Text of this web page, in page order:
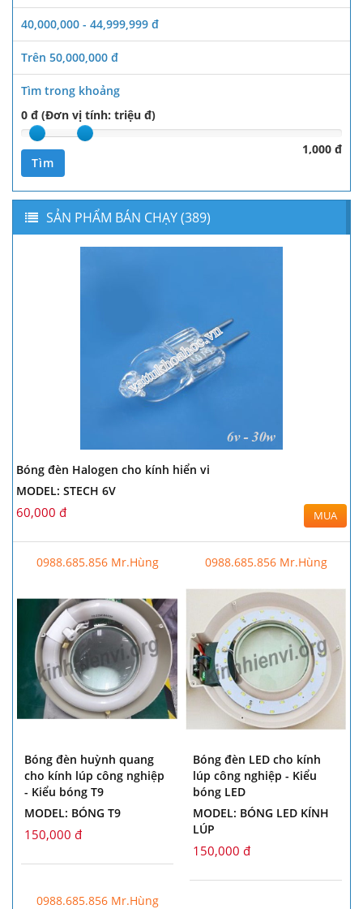
40,000,000 - 44,999,999 đ
Trên 50,000,000 đ
Tìm trong khoảng
0 đ (Đơn vị tính: triệu đ)
1,000 đ
Tìm
SẢN PHẨM BÁN CHẠY (389)
Bóng đèn Halogen cho kính hiển vi
MODEL: STECH 6V
60,000 đ MUA
0988.685.856 Mr.Hùng
Bóng đèn huỳnh quang
cho kính lúp công nghiệp
- Kiểu bóng T9
MODEL: BÓNG T9
150,000 đ
0988.685.856 Mr.Hùng
Bóng đèn LED cho kính
lúp công nghiệp - Kiểu
bóng LED
MODEL: BÓNG LED KÍNH
LÚP
150,000 đ
0988.685.856 Mr.Hùng